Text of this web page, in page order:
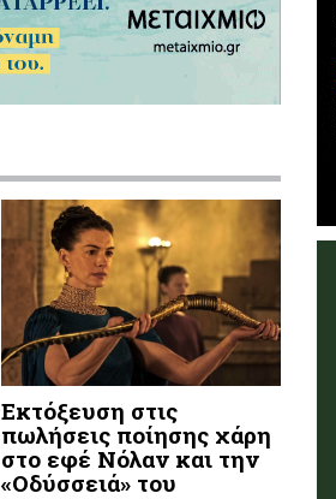
Εκτόξευση στις
πωλήσεις ποίησης χάρη
στο εφέ Νόλαν και την
«Οδύσσειά» του